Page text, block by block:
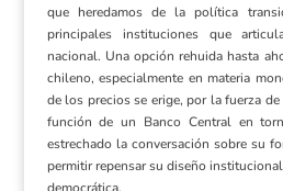
que heredamos de la política
principales instituciones que
nacional. Una opción rehuida hasta
chileno, especialmente en materia
de los precios se erige, por la fuerza
función de un Banco Central en
estrechado la conversación sobre su
permitir repensar su diseño